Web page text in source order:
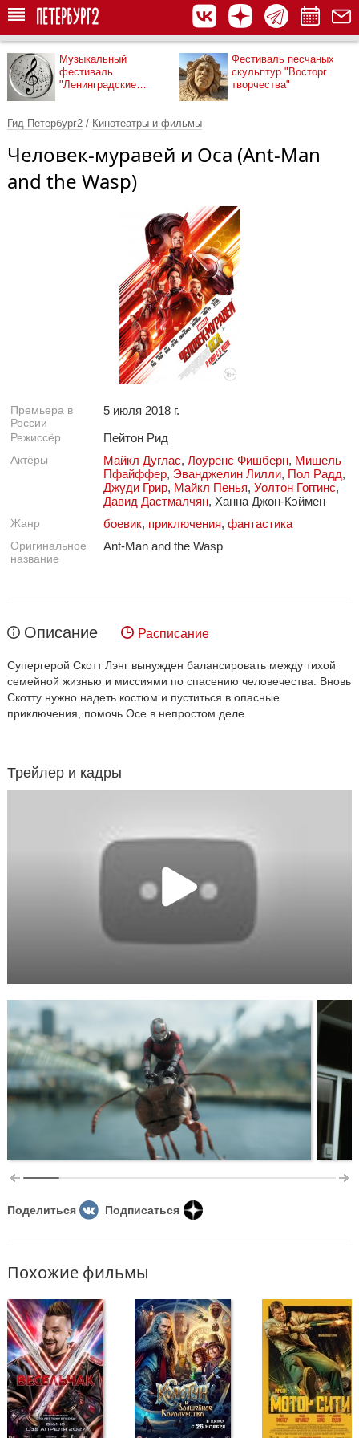
Музыкальный
фестиваль
"Ленинградские
Фестиваль песчаных
скульптур "Восторг
творчества"
Гид Петербург2 / Кинотеатры и фильмы
Человек-муравей и Оса (Ant-Man
and the Wasp)
Премьера в
России
5 июля 2018 г.
Режиссёр Пейтон Рид
Актёры Майкл Дуглас, Лоуренс Фишберн, Мишель
Пфайффер, Эванджелин Лилли, Пол Радд,
Джуди Грир, Майкл Пенья, Уолтон Гоггинс,
Давид Дастмалчян, Ханна Джон-Кэймен
Жанр боевик, приключения, фантастика
Оригинальное
название
Ant-Man and the Wasp
Описание Расписание
Супергерой Скотт Лэнг вынужден балансировать между тихой
семейной жизнью и миссиями по спасению человечества. Вновь
Скотту нужно надеть костюм и пуститься в опасные
приключения, помочь Осе в непростом деле.
Трейлер и кадры
Поделиться Подписаться
Похожие фильмы